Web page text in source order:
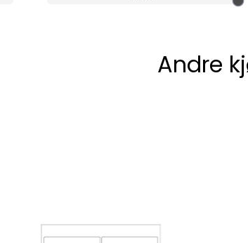
Andre